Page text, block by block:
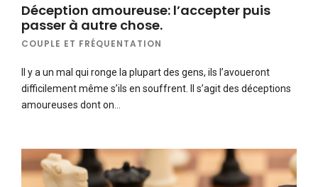
Déception amoureuse: l’accepter puis
passer à autre chose.
COUPLE ET FRÉQUENTATION
Il y a un mal qui ronge la plupart des gens, ils l’avoueront
difficilement même s’ils en souffrent. Il s’agit des déceptions
amoureuses dont on…